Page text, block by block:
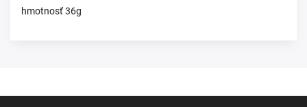
hmotnosť 36g